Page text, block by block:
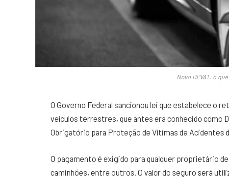
Novo DPVAT: o
O Governo Federal sancionou lei que estabelece o
veículos terrestres, que antes era conhecido como
Obrigatório para Proteção de Vítimas de Acidentes
O pagamento é exigido para qualquer proprietário
caminhões, entre outros. O valor do seguro será